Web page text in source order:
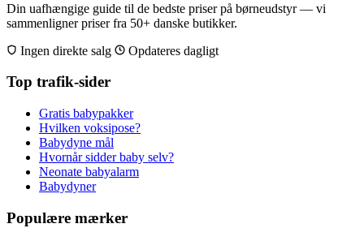
Din uafhængige guide til de bedste priser på børneudstyr — vi
sammenligner priser fra 50+ danske butikker.
Ingen direkte salg
Opdateres dagligt
Top trafik-sider
Gratis babypakker
Hvilken voksipose?
Babydyne mål
Hvornår sidder baby selv?
Neonate babyalarm
Babydyner
Populære mærker